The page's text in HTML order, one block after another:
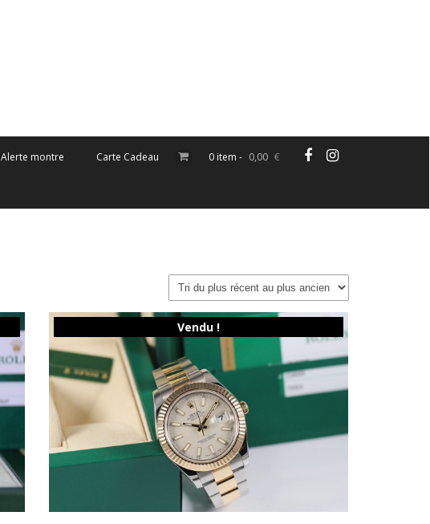
Alerte montre Carte Cadeau 0 item - 0,00 €
Vendu !